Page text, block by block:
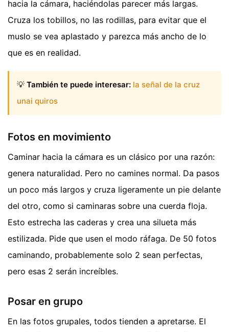
hacia la cámara, haciéndolas parecer más largas.
Cruza los tobillos, no las rodillas, para evitar que el
muslo se vea aplastado y parezca más ancho de lo
que es en realidad.
💡 También te puede interesar: la señal de la cruz
unai quiros
Fotos en movimiento
Caminar hacia la cámara es un clásico por una razón:
genera naturalidad. Pero no camines normal. Da pasos
un poco más largos y cruza ligeramente un pie delante
del otro, como si caminaras sobre una cuerda floja.
Esto estrecha las caderas y crea una silueta más
estilizada. Pide que usen el modo ráfaga. De 50 fotos
caminando, probablemente solo 2 sean perfectas,
pero esas 2 serán increíbles.
Posar en grupo
En las fotos grupales, todos tienden a apretarse. El